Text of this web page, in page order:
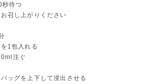
待つ
召し上がりください
1包入れる
注ぐ
ッグを上下して浸出させる